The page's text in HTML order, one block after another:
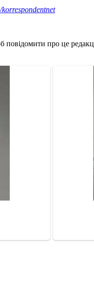
повідомити про це